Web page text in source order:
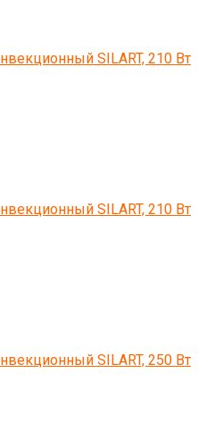
SILART, 210 Вт
SILART, 210 Вт
SILART, 250 Вт